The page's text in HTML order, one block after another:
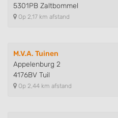
5301PB Zaltbommel
Op 2,17 km afstand
M.V.A. Tuinen
Appelenburg 2
4176BV Tuil
Op 2,44 km afstand